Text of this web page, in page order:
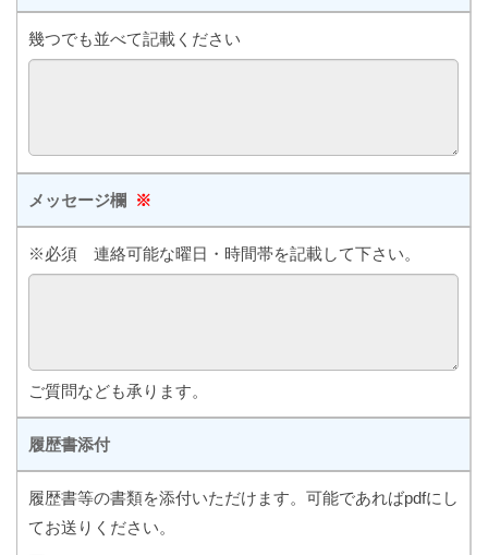
幾つでも並べて記載ください
メッセージ欄 ※
※必須 連絡可能な曜日・時間帯を記載して下さい。
ご質問なども承ります。
履歴書添付
履歴書等の書類を添付いただけます。可能であればpdfにし
てお送りください。